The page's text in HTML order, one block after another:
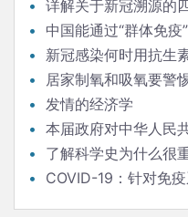
详解关于新冠溯源的
中国能通过“群体免疫
新冠感染何时用抗生
居家制氧和吸氧要警
发情的经济学
本届政府对中华人民
了解科学史为什么很
COVID-19：针对免